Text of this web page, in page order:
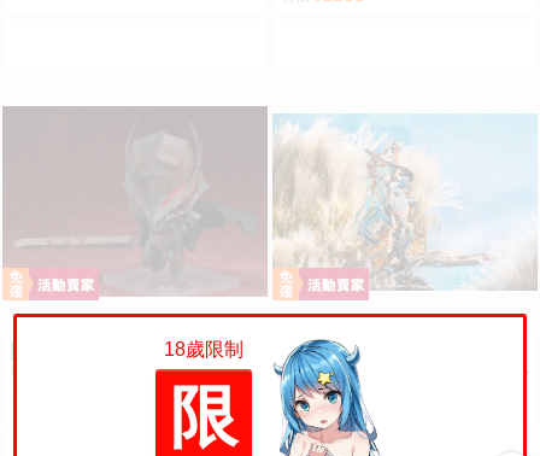
1/8 1011
轉蛋概念館~預約 1月 GSC
黏土人 2830-b 烙印勇士 凱茲 狂
戰士鎧甲Ver. BLOOD EDITION
預購 《豬帽子✬免訂金》預購27
年7月 GSC 初音未來 十面埋伏Ve
r 1/7 再販 0906
售價 999999
18歲限制
限